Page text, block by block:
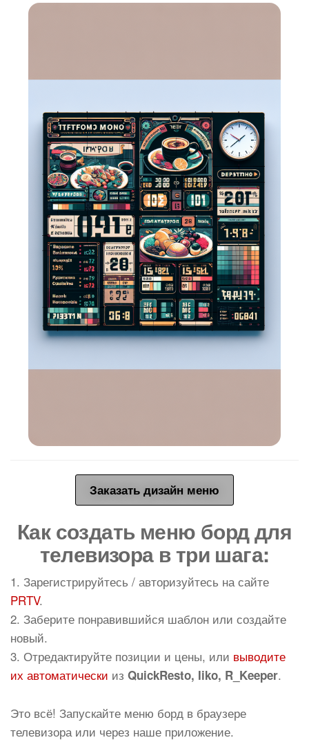
Заказать дизайн меню
Как создать меню борд для
телевизора в три шага:
1. Зарегистрируйтесь / авторизуйтесь на сайте
PRTV.
2. Заберите понравившийся шаблон или создайте
новый.
3. Отредактируйте позиции и цены, или выводите
их автоматически из QuickResto, Iiko, R_Keeper.
Это всё! Запускайте меню борд в браузере
телевизора или через наше приложение.